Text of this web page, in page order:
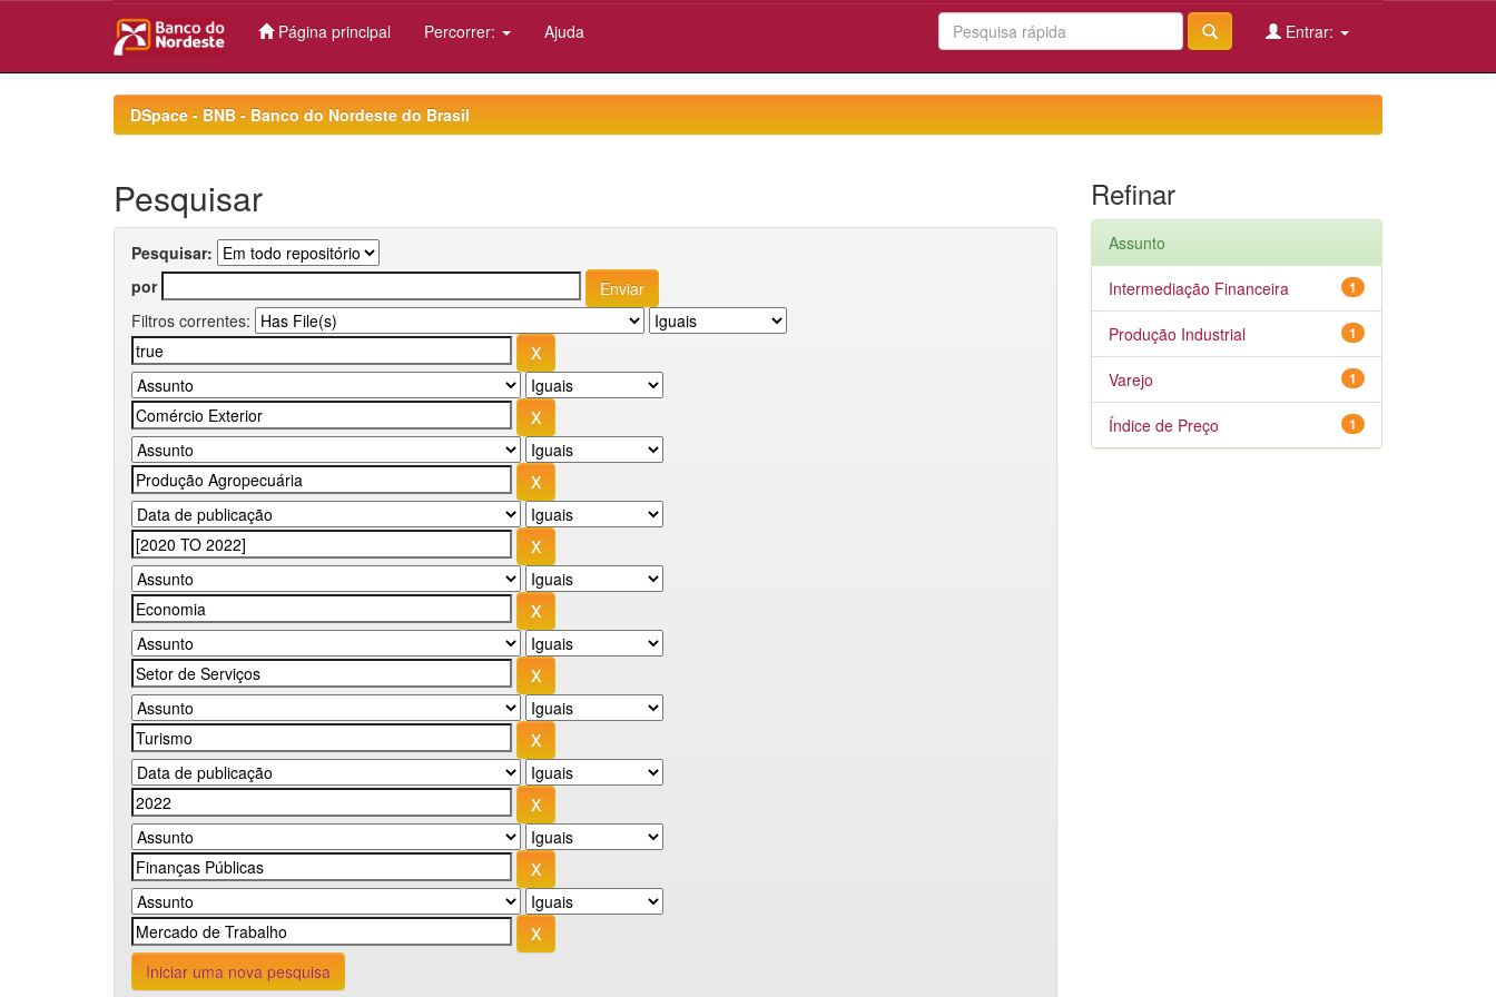
Página principal Percorrer: Ajuda Entrar:
DSpace - BNB - Banco do Nordeste do Brasil
Pesquisar
Pesquisar:
por
Filtros correntes:
Iniciar uma nova pesquisa
Refinar
Assunto
1
Intermediação Financeira
1
Produção Industrial
1
Varejo
1
Índice de Preço